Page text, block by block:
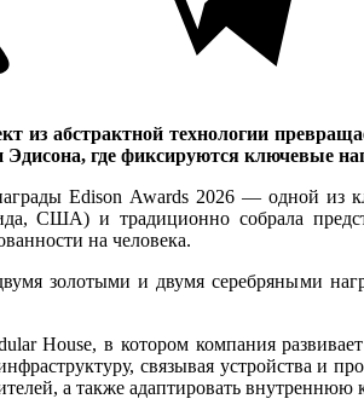
из абстрактной технологии
где фиксируются ключевые
Edison Awards 2026 — одной
США) и традиционно собрала
на человека.
золотыми и двумя серебряными
House, в котором компания
связывая устройства и
а также адаптировать